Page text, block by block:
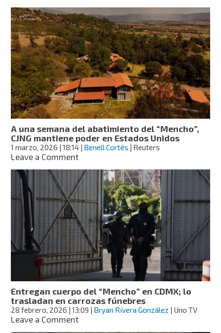
federales
custodian
funeraria
y
cementerio
privados
en
Guadalajara
por
presunto
funeral
del
“Mencho”
A una semana del abatimiento del “Mencho”,
CJNG mantiene poder en Estados Unidos
1 marzo, 2026 | 18:14 Benell Cortés | Reuters
Leave a Commenton
una
semana
abatimiento
“Mencho”,
CJNG
mantiene
poder
en
Estados
Unidos
Entregan cuerpo del “Mencho” en CDMX; lo
trasladan en carrozas fúnebres
28 febrero, 2026 | 13:09 | Bryan Rivera González | Uno TV
Leave a Commenton